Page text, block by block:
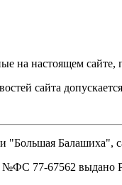
на настоящем
сайта
"Большая Балашиха",
‎77-67562 выдано